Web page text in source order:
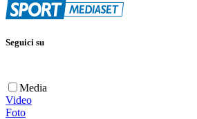
Seguici su
Media
Video
Foto